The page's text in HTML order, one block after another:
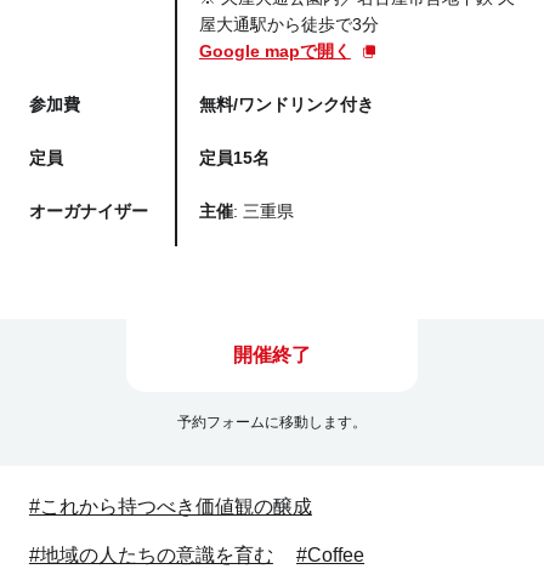
屋大通駅から徒歩で3分
Google mapで開く
参加費 無料/ワンドリンク付き
定員 定員15名
オーガナイザー 主催: 三重県
開催終了
予約フォームに移動します。
#これから持つべき価値観の醸成
#地域の人たちの意識を育む #Coffee